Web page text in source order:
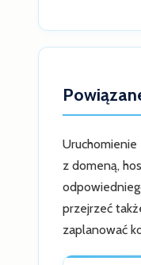
Uruchomienie
z domeną,
przejrzeć
zaplanować